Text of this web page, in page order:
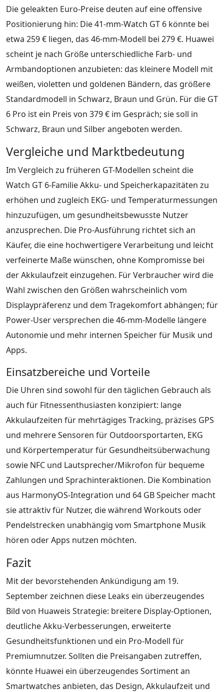
Die geleakten Euro-Preise deuten auf eine offensive
Positionierung hin: Die 41-mm-Watch GT 6 könnte bei
etwa 259 € liegen, das 46-mm-Modell bei 279 €. Huawei
scheint je nach Größe unterschiedliche Farb- und
Armbandoptionen anzubieten: das kleinere Modell mit
weißen, violetten und goldenen Bändern, das größere
Standardmodell in Schwarz, Braun und Grün. Für die GT
6 Pro ist ein Preis von 379 € im Gespräch; sie soll in
Schwarz, Braun und Silber angeboten werden.
Vergleiche und Marktbedeutung
Im Vergleich zu früheren GT-Modellen scheint die
Watch GT 6-Familie Akku- und Speicherkapazitäten zu
erhöhen und zugleich EKG- und Temperaturmessungen
hinzuzufügen, um gesundheitsbewusste Nutzer
anzusprechen. Die Pro-Ausführung richtet sich an
Käufer, die eine hochwertigere Verarbeitung und leicht
verfeinerte Maße wünschen, ohne Kompromisse bei
der Akkulaufzeit einzugehen. Für Verbraucher wird die
Wahl zwischen den Größen wahrscheinlich vom
Displaypräferenz und dem Tragekomfort abhängen; für
Power-User versprechen die 46-mm-Modelle längere
Autonomie und mehr internen Speicher für Musik und
Apps.
Einsatzbereiche und Vorteile
Die Uhren sind sowohl für den täglichen Gebrauch als
auch für Fitnessenthusiasten konzipiert: lange
Akkulaufzeiten für mehrtägiges Tracking, präzises GPS
und mehrere Sensoren für Outdoorsportarten, EKG
und Körpertemperatur für Gesundheitsüberwachung
sowie NFC und Lautsprecher/Mikrofon für bequeme
Zahlungen und Sprachinteraktionen. Die Kombination
aus HarmonyOS-Integration und 64 GB Speicher macht
sie attraktiv für Nutzer, die während Workouts oder
Pendelstrecken unabhängig vom Smartphone Musik
hören oder Apps nutzen möchten.
Fazit
Mit der bevorstehenden Ankündigung am 19.
September zeichnen diese Leaks ein überzeugendes
Bild von Huaweis Strategie: breitere Display-Optionen,
deutliche Akku-Verbesserungen, erweiterte
Gesundheitsfunktionen und ein Pro-Modell für
Premiumnutzer. Sollten die Preisangaben zutreffen,
könnte Huawei ein überzeugendes Sortiment an
Smartwatches anbieten, das Design, Akkulaufzeit und